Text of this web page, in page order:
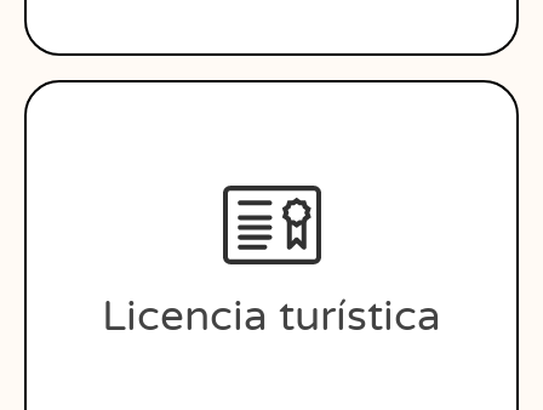
Licencia turística